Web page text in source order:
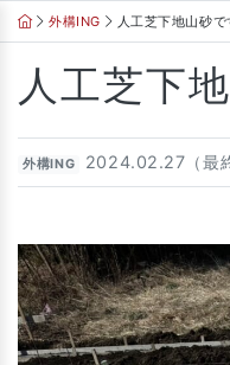
Skip
to
content
外構ING 人工芝下地山砂で
人工芝下
外構ING 2024.02.27（最